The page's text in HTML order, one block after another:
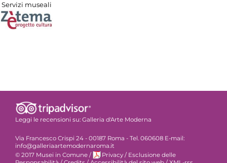
Servizi museali
Leggi le recensioni su: Galleria d'Arte Moderna
Via Francesco Crispi 24 - 00187 Roma - Tel. 060608 E-mail:
info@galleriaartemodernaroma.it
© 2017 Musei in Comune / Privacy / Esclusione delle